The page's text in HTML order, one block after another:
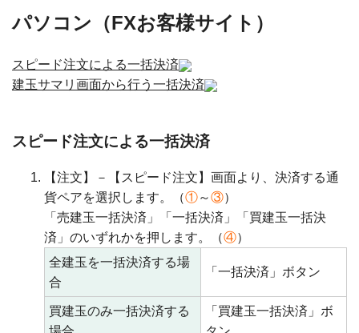
パソコン（FXお客様サイト）
スピード注文による一括決済
建玉サマリ画面から行う一括決済
スピード注文による一括決済
【注文】－【スピード注文】画面より、決済する通
貨ペアを選択します。（①～③）
「売建玉一括決済」「一括決済」「買建玉一括決
済」のいずれかを押します。（④）
全建玉を一括決済する場
合
「一括決済」ボタン
買建玉のみ一括決済する
「買建玉一括決済」ボ